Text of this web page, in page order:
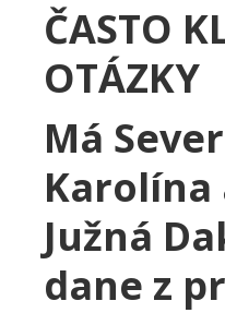
ČASTO
OTÁZKY
Má
Karolína
Južná
dane z